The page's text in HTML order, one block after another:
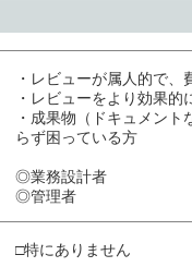
・レビューが属人的で
・レビューをより効果
・成果物（ドキュメン
らず困っている方
◎業務設計者
◎管理者
□特にありません